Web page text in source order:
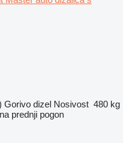
Gorivo dizel Nosivost 480 kg
prednji pogon